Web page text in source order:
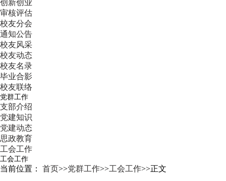
创新创业
审核评估
校友分会
通知公告
校友风采
校友动态
校友名录
毕业合影
校友联络
党群工作
支部介绍
党建知识
党建动态
思政教育
工会工作
工会工作
当前位置： 首页>>党群工作>>工会工作>>正文